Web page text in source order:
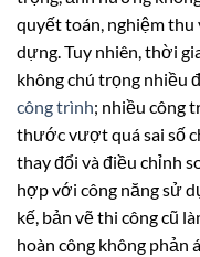
quyết toán, nghiệm thu
dựng. Tuy nhiên, thời
không chú trọng nhiều
công trình; nhiều công
thước vượt quá sai số
thay đổi và điều chỉnh
hợp với công năng sử
kế, bản vẽ thi công cũ
hoàn công không phản